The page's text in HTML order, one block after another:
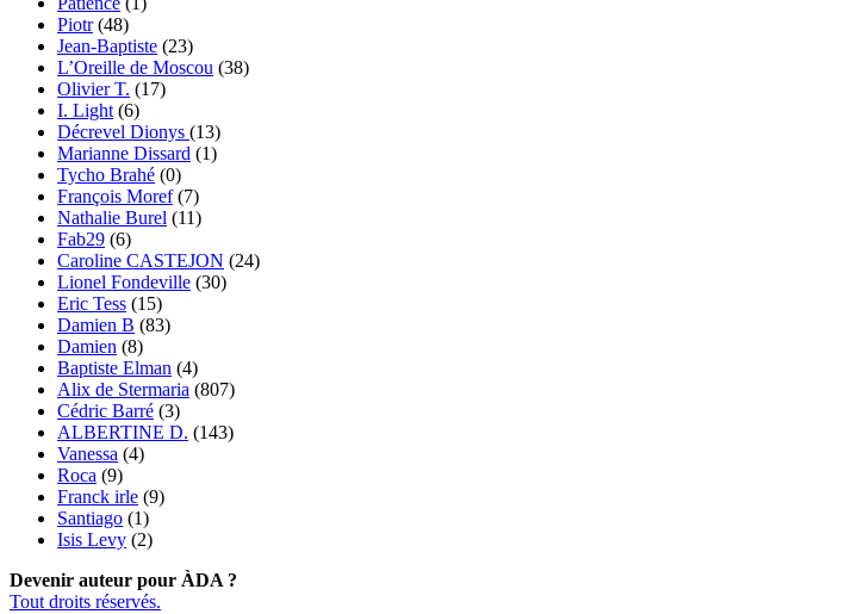
Piotr(48)
Jean-Baptiste (23)
L’Oreille de Moscou (38)
Olivier T. (17)
I. Light (6)
Décrevel Dionys (13)
Marianne Dissard (1)
Tycho Brahé (0)
François Moref(7)
Nathalie Burel (11)
Fab29 (6)
Caroline CASTEJON (24)
Lionel Fondeville (30)
Eric Tess (15)
Damien B (83)
Damien (8)
Baptiste Elman (4)
Alix de Stermaria (807)
Cédric Barré (3)
ALBERTINE D. (143)
Vanessa (4)
Roca (9)
Franck irle (9)
Santiago (1)
Isis Levy (2)
Devenir auteur pour ÀDA ?
Tout droits réservés.